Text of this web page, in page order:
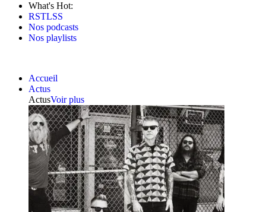
What's Hot:
RSTLSS
Nos podcasts
Nos playlists
Accueil
Actus
ActusVoir plus